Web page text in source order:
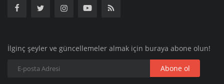
İlginç şeyler ve güncellemeler almak için buraya abone olun!
Abone ol